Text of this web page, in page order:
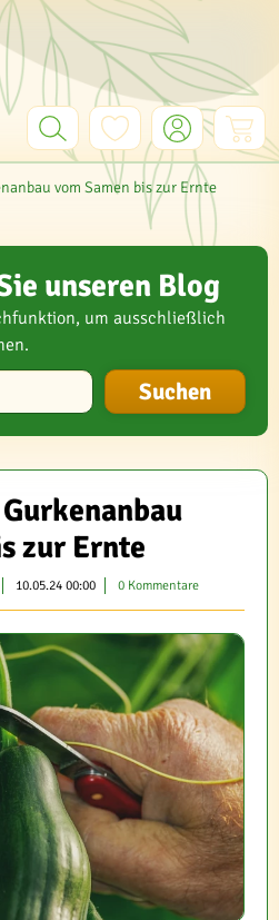
vom Samen bis zur Ernte
unseren Blog
um ausschließlich
zur Ernte
10.05.24 00:00 0 Kommentare